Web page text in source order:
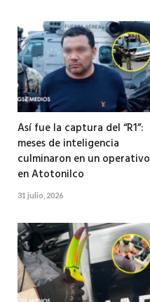
Así fue la captura del “R1”:
meses de inteligencia
culminaron en un operativo
en Atotonilco
31 julio, 2026